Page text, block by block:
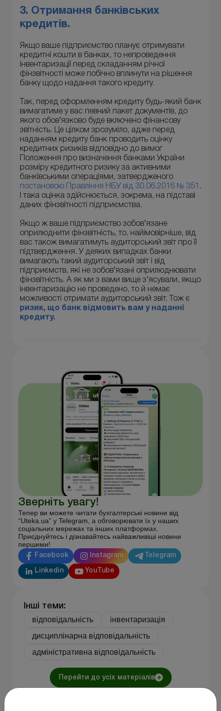
3. Отримання банківських
кредитів.
Якщо ваше підприємство планує отримувати
кредитні кошти в банках, то непроведення
інвентаризації перед складанням річної
фінзвітності може побічно вплинути на рішення
банку щодо надання такого кредиту.
Так, перед оформленням кредиту будь-який банк
вимагатиме у вас певний пакет документів, до
якого обов’язково буде включено фінансову
звітність. Це цілком зрозуміло, адже перед
наданням кредиту банк проводить оцінку
кредитних ризиків відповідно до вимог
Положення про визначення банками України
розміру кредитного ризику за активними
банківськими операціями, затвердженого
постановою Правління НБУ від 30.06.2016 № 351
.
І така оцінка здійснюється, зокрема, на підставі
даних фінзвітності підприємства.
Якщо ж ваше підприємство зобов’язане
оприлюднити фінзвітність, то, найімовірніше, від
вас також вимагатимуть аудиторський звіт про її
підтвердження. У деяких випадках банки
вимагають такий аудиторський звіт і від
підприємств, які не зобов’язані оприлюднювати
фінзвітність. А як ми з вами вище з’ясували, якщо
інвентаризацію не проведено, то й немає
можливості отримати аудиторський звіт. Тож є
ризик, що банк відмовить вам у наданні
кредиту.
Зверніть увагу!
Тепер ви можете читати бухгалтерські новини від
“Uteka.ua” у Telegram, а обговорювати їх у наших
соціальних мережах та інших платформах.
Приєднуйтесь і дізнавайтесь найважливіші новини
першими!
Facebook Instagram Telegram
Linkedin YouTube
Інші теми:
відповідальність
інвентаризація
дисциплінарна відповідальність
адміністративна відповідальність
Перейти до усіх матеріалів